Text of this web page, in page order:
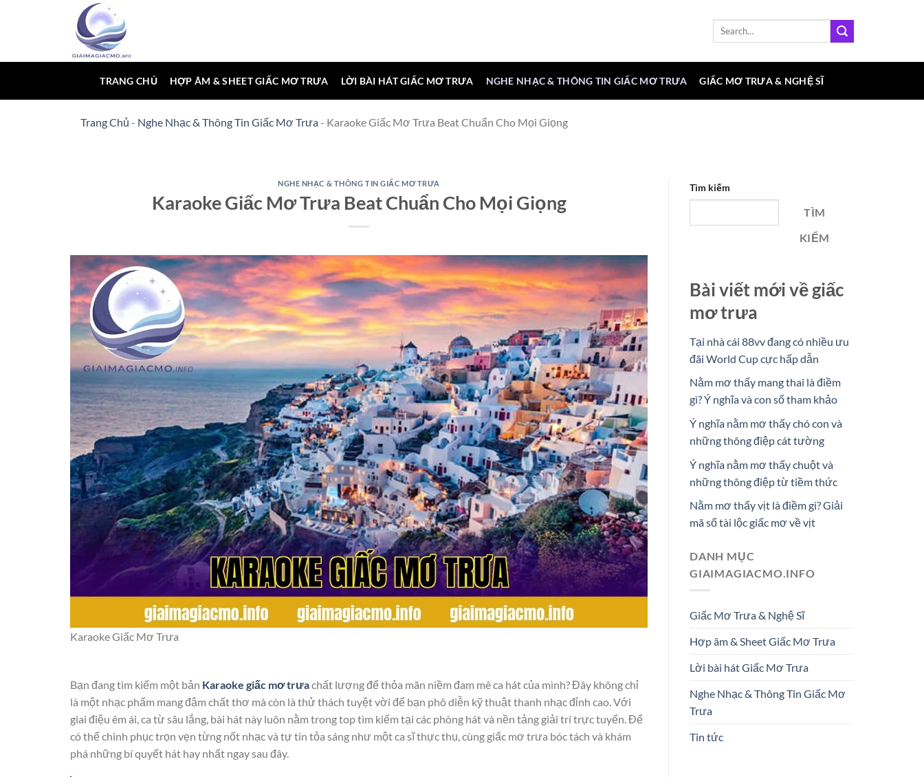
dung
TRANG CHỦ HỢP ÂM & SHEET GIẤC MƠ TRƯA LỜI BÀI HÁT GIẤC MƠ TRƯA NGHE NHẠC & THÔNG TIN GIẤC MƠ TRƯA GIẤC MƠ TRƯA & NGHỆ SĨ
Trang Chủ - Nghe Nhạc & Thông Tin Giấc Mơ Trưa- Karaoke Giấc Mơ Trưa Beat Chuẩn Cho Mọi Giọng
NGHE NHẠC & THÔNG TIN GIẤC MƠ TRƯA
Karaoke Giấc Mơ Trưa Beat Chuẩn Cho Mọi Giọng
Karaoke Giấc Mơ Trưa
Bạn đang tìm kiếm một bản Karaoke giấc mơ trưachất lượng để thỏa mãn niềm đam mê ca hát của mình? Đây không chỉ
là một nhạc phẩm mang đậm chất thơ mà còn là thử thách tuyệt vời để bạn phô diễn kỹ thuật thanh nhạc đỉnh cao. Với
giai điệu êm ái, ca từ sâu lắng, bài hát này luôn nằm trong top tìm kiếm tại các phòng hát và nền tảng giải trí trực tuyến. Để
có thể chinh phục trọn vẹn từng nốt nhạc và tự tin tỏa sáng như một ca sĩ thực thụ, cùng giấc mơ trưa bóc tách và khám
phá những bí quyết hát hay nhất ngay sau đây.
Tìm kiếm
TÌM
KIẾM
Bài viết mới về giấc
mơ trưa
Tại nhà cái 88vv đang có nhiều ưu
đãi World Cup cực hấp dẫn
Nằm mơ thấy mang thai là điềm
gì? Ý nghĩa và con số tham khảo
Ý nghĩa nằm mơ thấy chó con và
những thông điệp cát tường
Ý nghĩa nằm mơ thấy chuột và
những thông điệp từ tiềm thức
Nằm mơ thấy vịt là điềm gì? Giải
mã số tài lộc giấc mơ về vịt
DANH MỤC
GIAIMAGIACMO.INFO
Giấc Mơ Trưa & Nghệ Sĩ
Hợp âm & Sheet Giấc Mơ Trưa
Lời bài hát Giấc Mơ Trưa
Nghe Nhạc & Thông Tin Giấc Mơ
Trưa
Tin tức